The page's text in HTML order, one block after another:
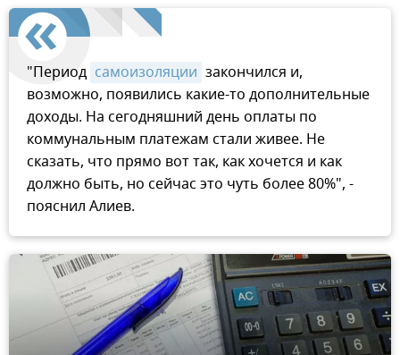
"Период самоизоляции закончился и,
возможно, появились какие-то дополнительные
доходы. На сегодняшний день оплаты по
коммунальным платежам стали живее. Не
сказать, что прямо вот так, как хочется и как
должно быть, но сейчас это чуть более 80%", -
пояснил Алиев.